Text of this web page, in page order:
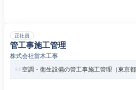
正社員
管工事施工管理
株式会社當木工事
空調・衛生設備の管工事施工管理（東京都